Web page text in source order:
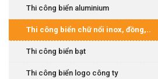
Thi công biển phòng, chức danh
Thi công biển báo
Thi công biển LED
Thi công biển aluminium
Thi công biển chữ nổi inox, đồng,..
Thi công biển bạt
Thi công biển logo công ty